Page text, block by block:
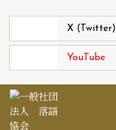
X (Twitter)
YouTube